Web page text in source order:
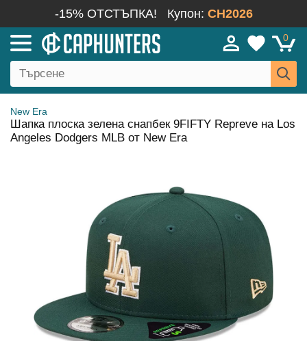
-15% ОТСТЪПКА! Купон: CH2026
0
New Era
Шапка плоска зелена снапбек 9FIFTY Repreve на Los
Angeles Dodgers MLB от New Era